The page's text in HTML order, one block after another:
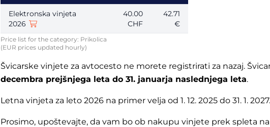
Price list for the category: Prikolica
(EUR prices updated hourly)
Elektronska vinjeta
2026
40.00
CHF
42.71
€
Švicarske vinjete za avtocesto ne morete registrirati za nazaj.
decembra prejšnjega leta do 31. januarja naslednjega leta.
Letna vinjeta za leto 2026 na primer velja od 1. 12. 2025 do 31. 1. 2027.
Prosimo, upoštevajte, da vam bo ob nakupu vinjete prek spleta